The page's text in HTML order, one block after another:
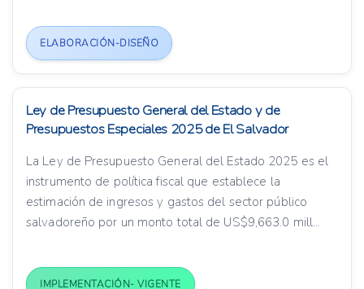
ELABORACIÓN-DISEÑO
Ley de Presupuesto General del Estado y de
Presupuestos Especiales 2025 de El Salvador
La Ley de Presupuesto General del Estado 2025 es el
instrumento de política fiscal que establece la
estimación de ingresos y gastos del sector público
salvadoreño por un monto total de US$9,663.0 mill...
IMPLEMENTACIÓN- VIGENTE